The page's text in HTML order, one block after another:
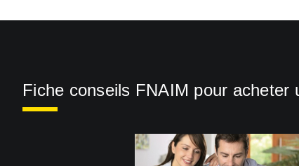
Fiche conseils FNAIM pour acheter